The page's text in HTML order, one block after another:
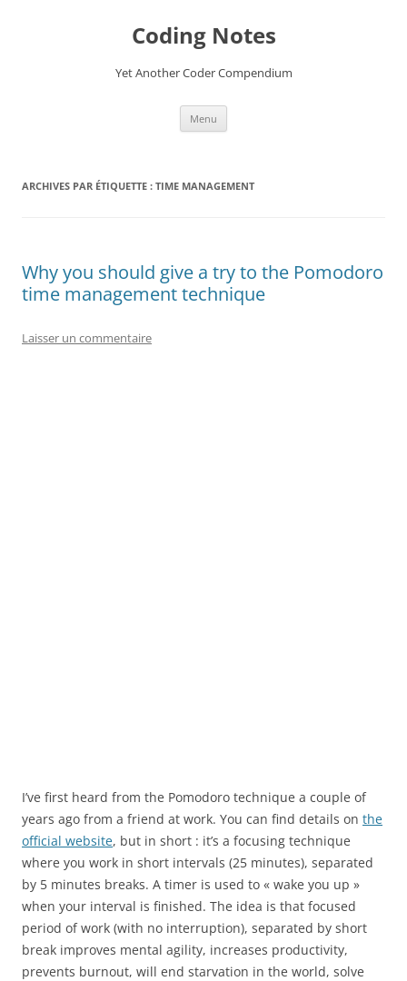
Coding Notes
Yet Another Coder Compendium
Menu
ARCHIVES PAR ÉTIQUETTE : TIME MANAGEMENT
Why you should give a try to the Pomodoro
time management technique
Laisser un commentaire
I’ve first heard from the Pomodoro technique a couple of
years ago from a friend at work. You can find details on the
official website, but in short : it’s a focusing technique
where you work in short intervals (25 minutes), separated
by 5 minutes breaks. A timer is used to « wake you up »
when your interval is finished. The idea is that focused
period of work (with no interruption), separated by short
break improves mental agility, increases productivity,
prevents burnout, will end starvation in the world, solve